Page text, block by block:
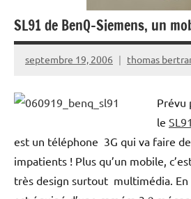
SL91 de BenQ-Siemens, un
septembre 19, 2006 thomas
Prévu
le
est un téléphone 3G qui va faire
impatients ! Plus qu’un mobile,
très design surtout multimédia.